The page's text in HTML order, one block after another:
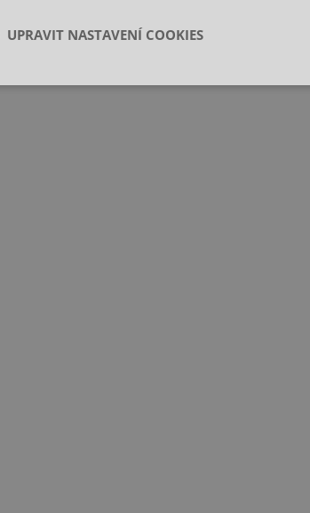
UPRAVIT NASTAVENÍ COOKIES